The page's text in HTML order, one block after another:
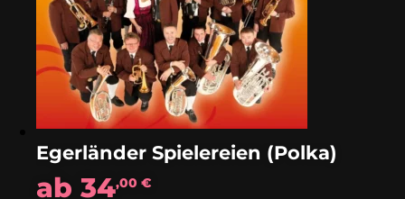
Egerländer Spielereien (Polka)
ab34,00€